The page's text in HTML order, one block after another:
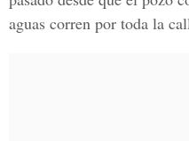
aguas corren por toda la